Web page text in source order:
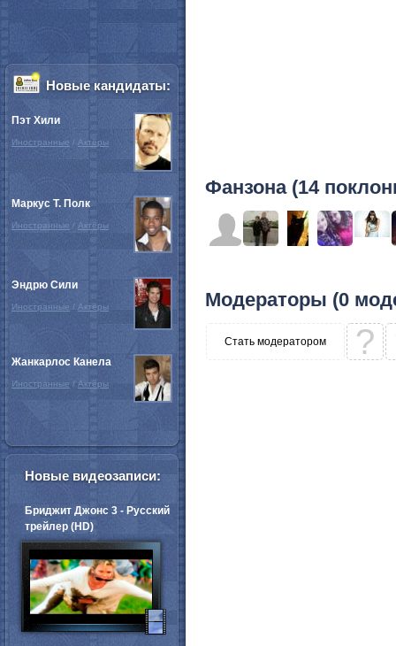
Фанзона (14
Модераторы (0
Стать модератором ?
Новые кандидаты:
Пэт Хили
Иностранные / Актёры
Маркус Т. Полк
Иностранные / Актёры
Эндрю Сили
Иностранные / Актёры
Жанкарлос Канела
Иностранные / Актёры
Новые видеозаписи:
Бриджит Джонс 3 - Русский
трейлер (HD)